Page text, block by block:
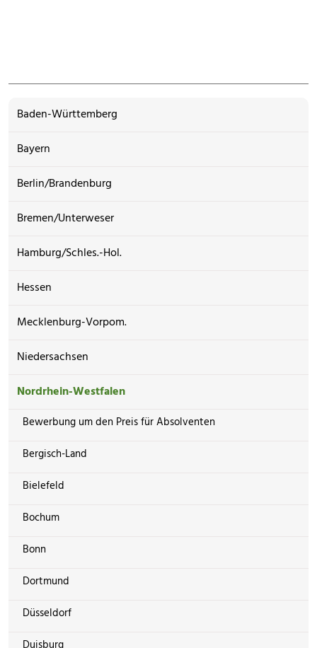
Baden-Württemberg
Bayern
Berlin/Brandenburg
Bremen/Unterweser
Hamburg/Schles.-Hol.
Hessen
Mecklenburg-Vorpom.
Niedersachsen
Nordrhein-Westfalen
Bewerbung um den Preis für Absolventen
Bergisch-Land
Bielefeld
Bochum
Bonn
Dortmund
Düsseldorf